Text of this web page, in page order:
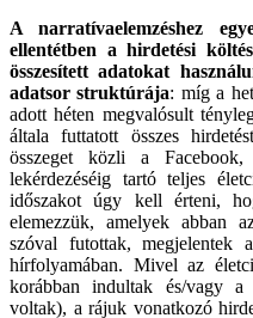
A narratívaelemzéshez
ellentétben a hirdetési
összesített adatokat
adatsor struktúrája: míg a
adott héten megvalósult
általa futtatott összes
összeget közli a
lekérdezéséig tartó teljes
időszakot úgy kell érteni,
elemezzük, amelyek abban
szóval futottak, megjelentek
hírfolyamában. Mivel az
korábban indultak és/vagy
voltak), a rájuk vonatkozó